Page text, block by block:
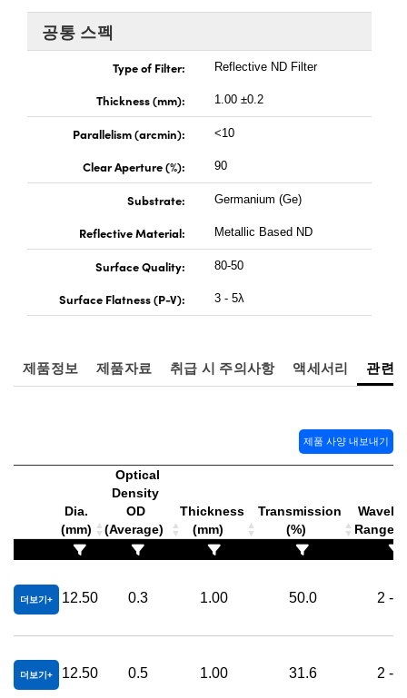
Components
(UFI)
공통 스펙
Type of Filter: Reflective ND Filter
Thickness (mm): 1.00 ±0.2
Parallelism (arcmin): <10
Clear Aperture (%): 90
Substrate: Germanium (Ge)
Reflective Material: Metallic Based ND
Surface Quality: 80-50
Surface Flatness (P-V): 3 - 5λ
제품정보 제품자료 취급 시 주의사항 액세서리 관련
제품 사양 내보내기
Dia.
(mm)
Optical
Density
OD
(Average)
Thickness
(mm)
Transmission
(%)
Range
더보기 12.50 0.3 1.00 50.0 2 -
더보기 12.50 0.5 1.00 31.6 2 -